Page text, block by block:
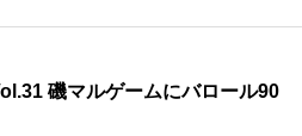
磯マルゲームにバロール90